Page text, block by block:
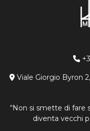
Viale Giorgio Byron
“Non si smette di fare
diventa vecchi